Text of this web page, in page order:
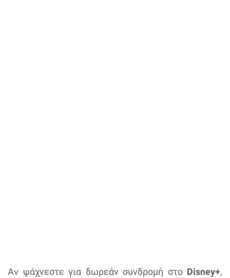
Αν ψάχνεστε για δωρεάν συνδρομή στο Disney+,